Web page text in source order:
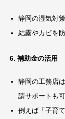
静岡の湿気対
結露やカビを
6. 補助金の活用
静岡の工務店
請サポートも可
例えば「子育